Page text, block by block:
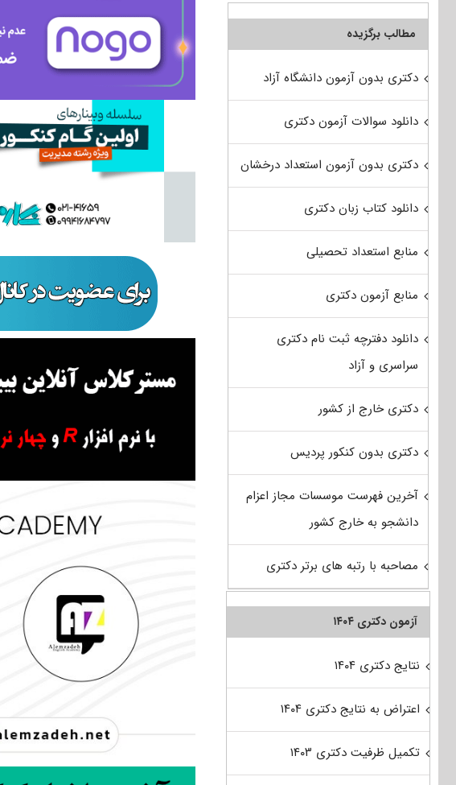
مطالب برگزیده
دکتری بدون آزمون دانشگاه آزاد
دانلود سوالات آزمون دکتری
دکتری بدون آزمون استعداد درخشان
دانلود کتاب زبان دکتری
منابع استعداد تحصیلی
منابع آزمون دکتری
دانلود دفترچه ثبت نام دکتری
سراسری و آزاد
دکتری خارج از کشور
دکتری بدون کنکور پردیس
آخرین فهرست موسسات مجاز اعزام
دانشجو به خارج کشور
مصاحبه با رتبه های برتر دکتری
آزمون دکتری ۱۴۰۴
نتایج دکتری ۱۴۰۴
اعتراض به نتایج دکتری ۱۴۰۴
تکمیل ظرفیت دکتری ۱۴۰۳